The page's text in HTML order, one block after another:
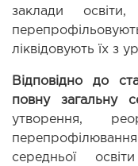
заклади
ліквідовують їх з
Відповідно до
повну загальну
утворення,
перепрофілювання
середньої